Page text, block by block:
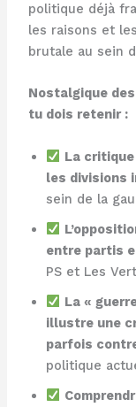
politique déjà
les raisons et
brutale au sein
Nostalgique
tu dois retenir :
La
les divisions
sein de la
entre partis
PS et Les
La «
illustre une
parfois
politique